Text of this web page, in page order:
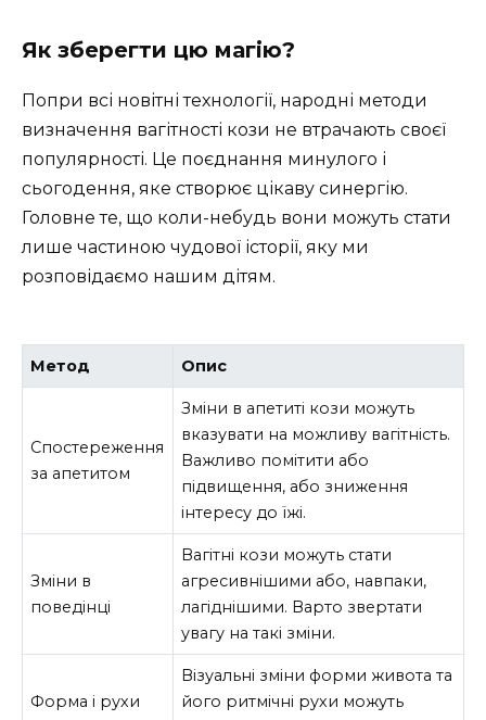
Як зберегти цю магію?
Попри всі новітні технології, народні методи
визначення вагітності кози не втрачають своєї
популярності. Це поєднання минулого і
сьогодення, яке створює цікаву синергію.
Головне те, що коли-небудь вони можуть стати
лише частиною чудової історії, яку ми
розповідаємо нашим дітям.
Метод Опис
Спостереження
за апетитом
Зміни в апетиті кози можуть
вказувати на можливу вагітність.
Важливо помітити або
підвищення, або зниження
інтересу до їжі.
Зміни в
поведінці
Вагітні кози можуть стати
агресивнішими або, навпаки,
лагіднішими. Варто звертати
увагу на такі зміни.
Форма і рухи
Візуальні зміни форми живота та
його ритмічні рухи можуть